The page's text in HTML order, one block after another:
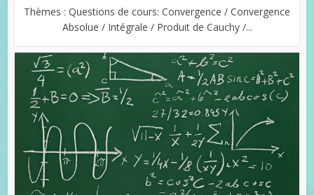
Thèmes : Questions de cours: Convergence / Convergence
Absolue / Intégrale / Produit de Cauchy /...